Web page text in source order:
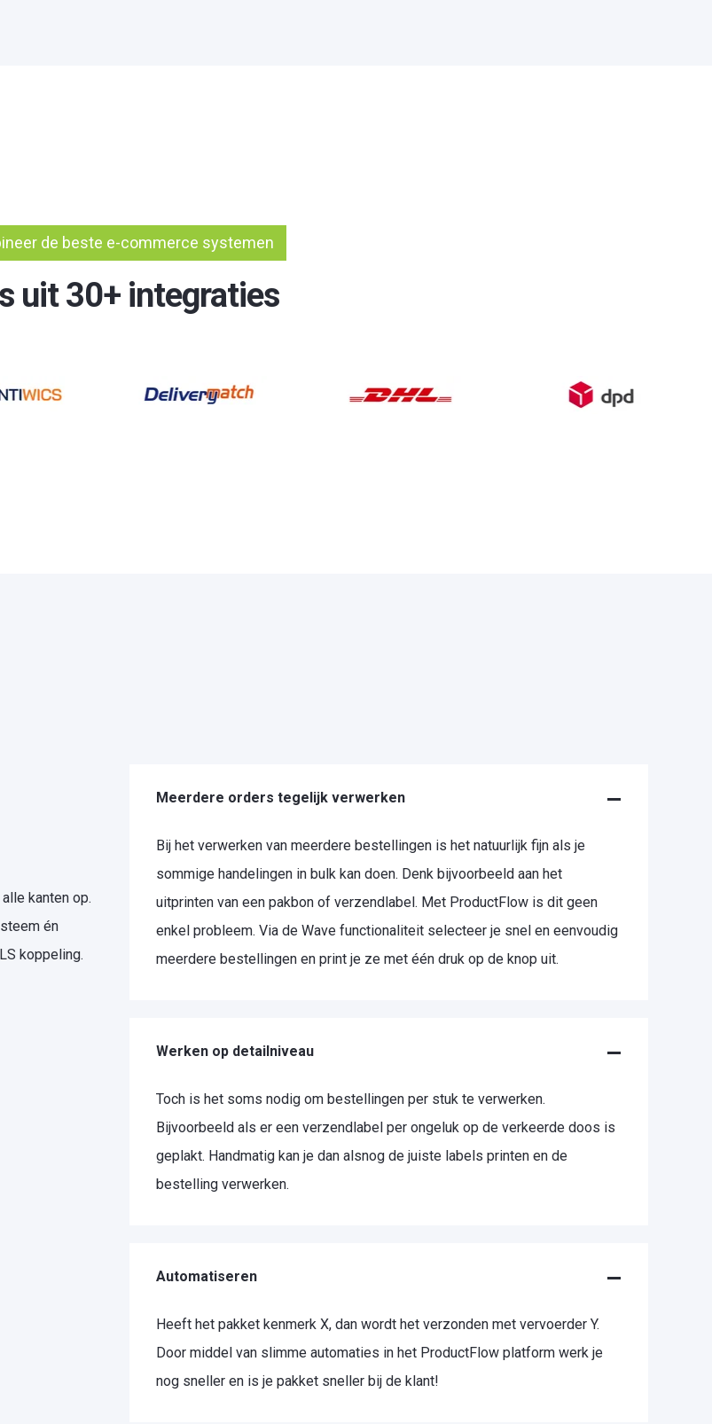
de beste e-commerce systemen
uit 30+ integraties
kanten op.
én
koppeling.
Meerdere orders tegelijk verwerken
Bij het verwerken van meerdere bestellingen is het natuurlijk fijn als je
sommige handelingen in bulk kan doen. Denk bijvoorbeeld aan het
uitprinten van een pakbon of verzendlabel. Met ProductFlow is dit geen
enkel probleem. Via de Wave functionaliteit selecteer je snel en eenvoudig
meerdere bestellingen en print je ze met één druk op de knop uit.
Werken op detailniveau
Toch is het soms nodig om bestellingen per stuk te verwerken.
Bijvoorbeeld als er een verzendlabel per ongeluk op de verkeerde doos is
geplakt. Handmatig kan je dan alsnog de juiste labels printen en de
bestelling verwerken.
Automatiseren
Heeft het pakket kenmerk X, dan wordt het verzonden met vervoerder Y.
Door middel van slimme automaties in het ProductFlow platform werk je
nog sneller en is je pakket sneller bij de klant!